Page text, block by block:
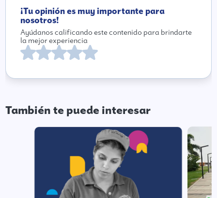
¡Tu opinión es muy importante para
nosotros!
Ayúdanos calificando este contenido para brindarte
la mejor experiencia
También te puede interesar